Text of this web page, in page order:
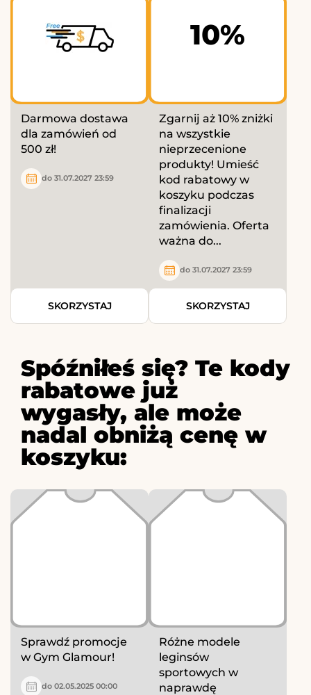
Darmowa dostawa
dla zamówień od
500 zł!
do 31.07.2027 23:59
SKORZYSTAJ
10%
Zgarnij aż 10% zniżki
na wszystkie
nieprzecenione
produkty! Umieść
kod rabatowy w
koszyku podczas
finalizacji
zamówienia. Oferta
ważna do...
do 31.07.2027 23:59
SKORZYSTAJ
Spóźniłeś się? Te kody
rabatowe już
wygasły, ale może
nadal obniżą cenę w
koszyku:
Sprawdź promocje
w Gym Glamour!
do 02.05.2025 00:00
Różne modele
leginsów
sportowych w
naprawdę